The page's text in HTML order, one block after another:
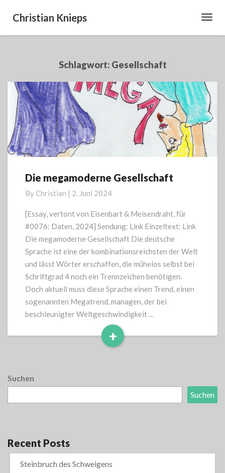
Christian Knieps
Schlagwort: Gesellschaft
Die
megamoderne
Gesellschaft
Die megamoderne Gesellschaft
By Christian | 2. Juni 2024
[Essay, vertont von Eisenbart & Meisendraht, für
#0076: Daten, 2024] Sendung: Link Einzeltext: Link
Die megamoderne Gesellschaft Die deutsche
Sprache ist eine der kombinationsreichsten der Welt
und lässt Wörter erschaffen, die mühelos selbst bei
Schriftgrad 4 noch ein Trennzeichen benötigen.
Doch aktuell muss diese Sprache einen Trend, einen
sogenannten Megatrend, managen, der bei
beschleunigter Weltgeschwindigkeit …
+
Read
Suchen
Suchen
Recent Posts
Steinbruch des Schweigens